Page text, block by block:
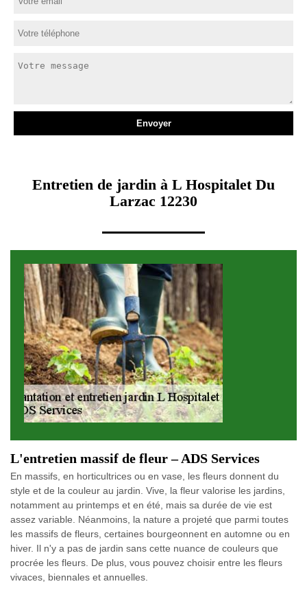
Entretien de jardin à L Hospitalet Du
Larzac 12230
L'entretien massif de fleur – ADS Services
En massifs, en horticultrices ou en vase, les fleurs donnent du
style et de la couleur au jardin. Vive, la fleur valorise les jardins,
notamment au printemps et en été, mais sa durée de vie est
assez variable. Néanmoins, la nature a projeté que parmi toutes
les massifs de fleurs, certaines bourgeonnent en automne ou en
hiver. Il n'y a pas de jardin sans cette nuance de couleurs que
procrée les fleurs. De plus, vous pouvez choisir entre les fleurs
vivaces, biennales et annuelles.